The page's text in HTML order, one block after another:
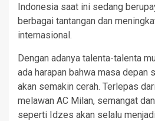
Indonesia saat ini sedang
berbagai tantangan dan
internasional.
Dengan adanya talenta-talenta
ada harapan bahwa masa depan
akan semakin cerah. Terlepas
melawan AC Milan, semangat
seperti Idzes akan selalu